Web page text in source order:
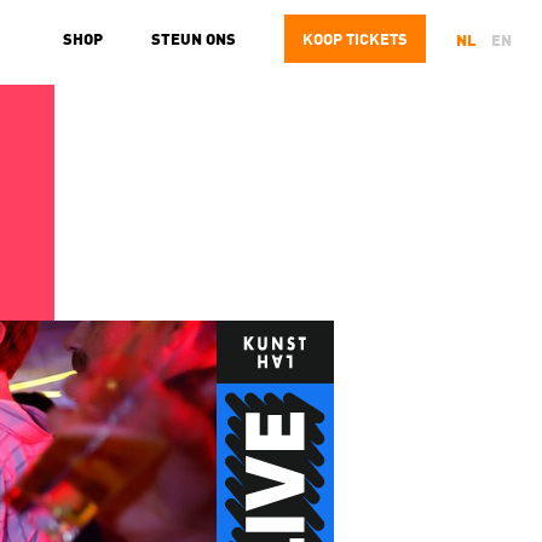
NL EN
KOOP TICKETS
STEUN ONS
SHOP